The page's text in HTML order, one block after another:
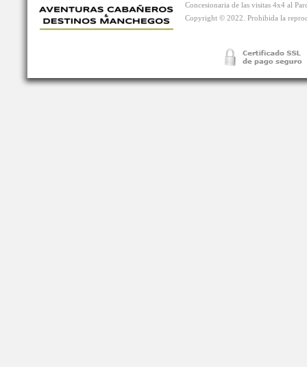
Concesionaria de las visitas 4x4 al
Copyright © 2022. Prohibida la